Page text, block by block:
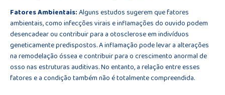
Fatores Ambientais:Alguns estudos sugerem que fatores
ambientais, como infecções virais e inflamações do ouvido podem
desencadear ou contribuir para a otosclerose em indivíduos
geneticamente predispostos. A inflamação pode levar a alterações
na remodelação óssea e contribuir para o crescimento anormal de
osso nas estruturas auditivas. No entanto, a relação entre esses
fatores e a condição também não é totalmente compreendida.